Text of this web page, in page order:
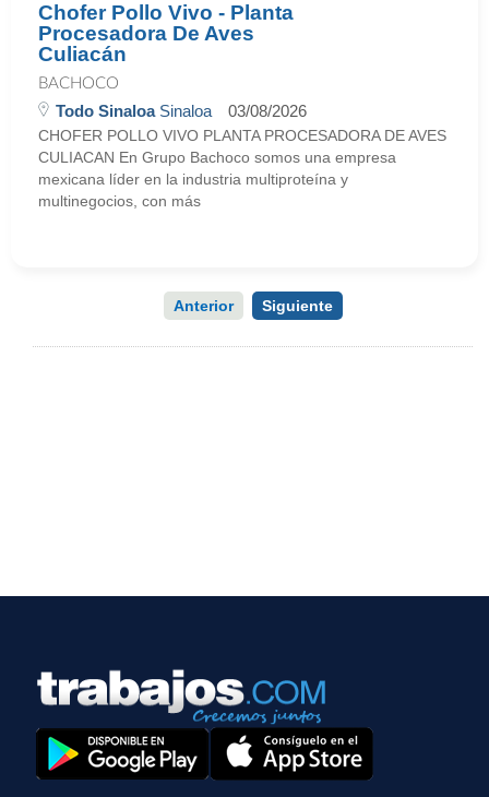
Chofer Pollo Vivo - Planta
Procesadora De Aves
Culiacán
BACHOCO
Todo SinaloaSinaloa 03/08/2026
CHOFER POLLO VIVO PLANTA PROCESADORA DE AVES
CULIACAN En Grupo Bachoco somos una empresa
mexicana líder en la industria multiproteína y
multinegocios, con más
Anterior Siguiente